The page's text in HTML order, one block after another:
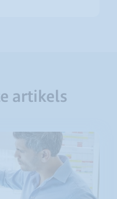
artikels